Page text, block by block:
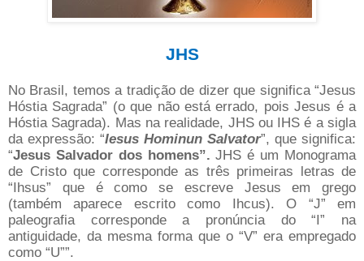
JHS
No Brasil, temos a tradição de dizer que significa “Jesus
Hóstia Sagrada” (o que não está errado, pois Jesus é a
Hóstia Sagrada). Mas na realidade, JHS ou IHS é a sigla
da expressão: “Iesus Hominun Salvator”, que significa:
“Jesus Salvador dos homens”.JHS é um Monograma
de Cristo que corresponde as três primeiras letras de
“Ihsus” que é como se escreve Jesus em grego
(também aparece escrito como Ihcus). O “J” em
paleografia corresponde a pronúncia do “I” na
antiguidade, da mesma forma que o “V” era empregado
como “U””.